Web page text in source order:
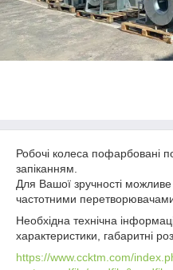
Робочі колеса пофарбовані
запіканням.
Для Вашої зручності
частотними
Необхідна технічна
характеристики, габаритні
https://www.ccktm.com/